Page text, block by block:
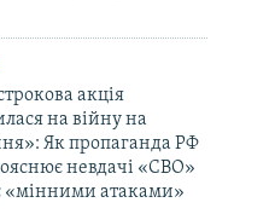
акція
на війну на
Як пропаганда РФ
невдачі «СВО»
«мінними атаками»